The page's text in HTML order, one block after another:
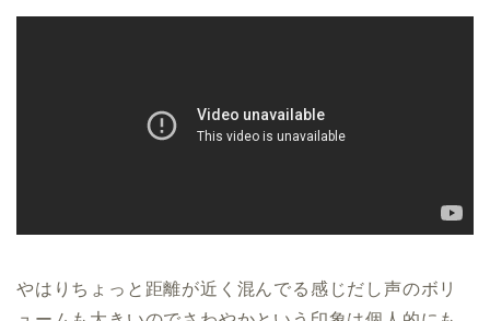
やはりちょっと距離が近く混んでる感じだし声のボリ